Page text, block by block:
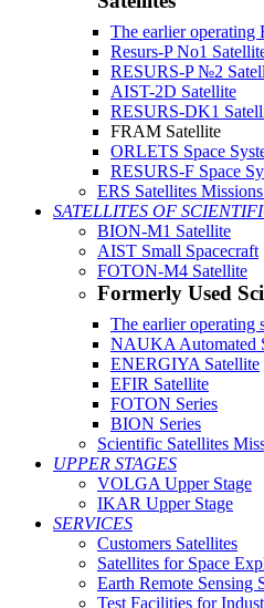
The earlier operating
Resurs-P No1
RESURS-P №2
AIST-2D Satellite
RESURS-DK1
FRAM Satellite
ORLETS Space
RESURS-F Space
ERS Satellites
SATELLITES OF
BION-M1 Satellite
AIST Small Spacecraft
FOTON-M4 Satellite
Formerly Used
The earlier operating
NAUKA Automated
ENERGIYA Satellite
EFIR Satellite
FOTON Series
BION Series
Scientific Satellites
UPPER STAGES
VOLGA Upper Stage
IKAR Upper Stage
SERVICES
Customers Satellites
Satellites for Space
Earth Remote Sensing
Test Facilities for